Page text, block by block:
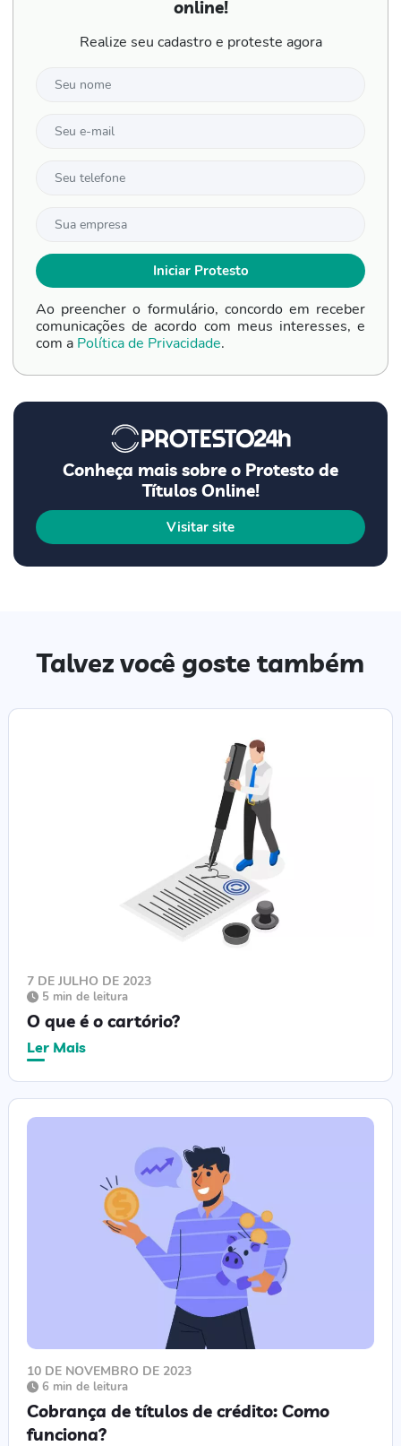
online!
Realize seu cadastro e proteste agora
Ao preencher o formulário, concordo em receber
comunicações de acordo com meus interesses, e
com a Política de Privacidade.
Conheça mais sobre o Protesto de
Títulos Online!
Visitar site
Talvez você goste também
7 DE JULHO DE 2023
5 min de leitura
O que é o cartório?
Ler Mais
10 DE NOVEMBRO DE 2023
6 min de leitura
Cobrança de títulos de crédito: Como
funciona?